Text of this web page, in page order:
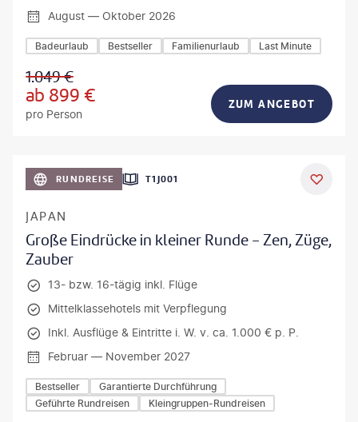
August — Oktober 2026
Badeurlaub Bestseller Familienurlaub Last Minute
1.049€
ab 899 €
pro Person
ZUM ANGEBOT
RUNDREISE T1J001
JAPAN
Große Eindrücke in kleiner Runde - Zen, Züge,
Zauber
13- bzw. 16-tägig inkl. Flüge
Mittelklassehotels mit Verpflegung
Inkl. Ausflüge & Eintritte i. W. v. ca. 1.000 € p. P.
Februar — November 2027
Bestseller
Garantierte Durchführung
Geführte Rundreisen
Kleingruppen-Rundreisen